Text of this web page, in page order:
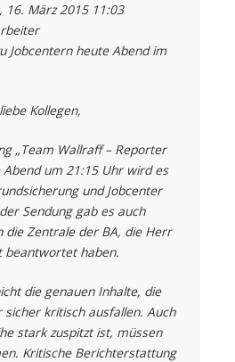
16. März 2015 11:03
Jobcentern heute Abend im
Kollegen,
„Team Wallraff – Reporter
um 21:15 Uhr wird es
und Jobcenter
Sendung gab es auch
die Zentrale der BA, die Herr
beantwortet haben.
die genauen Inhalte, die
sicher kritisch ausfallen. Auch
stark zuspitzt ist, müssen
Kritische Berichterstattung